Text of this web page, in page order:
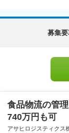
募集
食品物流の管
740万円も可
アサヒロジスティクス